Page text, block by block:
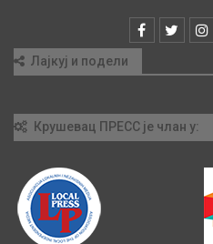
Лајкуј и подели
Крушевац ПРЕСС је члан у: